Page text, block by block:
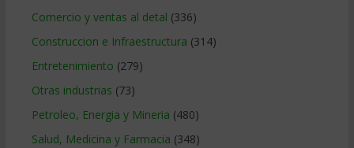
Comercio y ventas al detal (336)
Construccion e Infraestructura (314)
Entretenimiento (279)
Otras industrias (73)
Petroleo, Energia y Mineria (480)
Salud, Medicina y Farmacia (348)